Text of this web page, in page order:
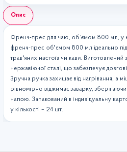
Опис
Френч-прес для чаю, об'ємом 800 мл, у
френч-прес об'ємом 800 мл ідеально
трав'яних настоїв чи кави. Виготовлений
нержавіючої сталі, що забезпечує
Зручна ручка захищає від нагрівання, а
рівномірно віджимає заварку,
напою. Запакований в індивідуальну
у кількості – 24 шт.